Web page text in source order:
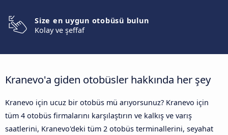
Size en uygun otobüsü bulun
Kolay ve şeffaf
Kranevo'a giden otobüsler hakkında her şey
Kranevo için ucuz bir otobüs mü arıyorsunuz? Kranevo için
tüm 4 otobüs firmalarını karşılaştırın ve kalkış ve varış
saatlerini, Kranevo'deki tüm 2 otobüs terminallerini, seyahat